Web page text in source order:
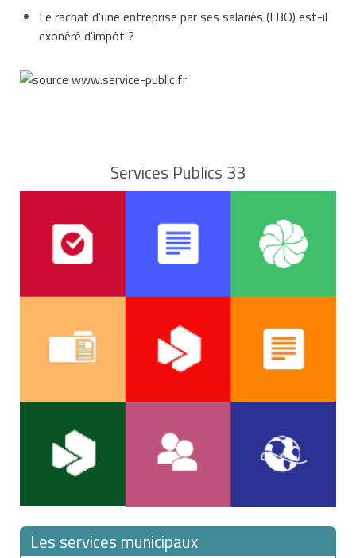
Le rachat d'une entreprise par ses salariés (LBO) est-il
exonéré d'impôt ?
Services Publics 33
Les services municipaux